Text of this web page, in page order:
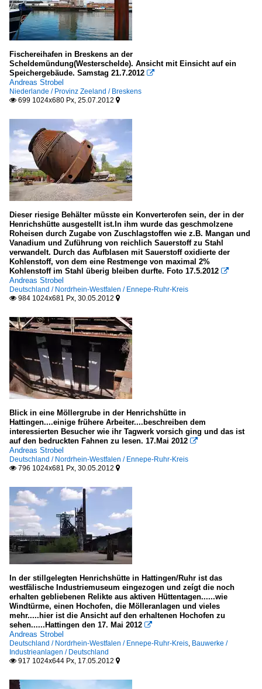
LK Miltenberg
LK Würzburg
Hamburg
Hamburg-Mitte
LK Rheingau-Taunus-Kreis
Niedersachsen
Hannover
LK Lüneburg
LK Lüneburg: Lüneburg
Region Hannover
Nordrhein-Westfalen
Bad Münstereifel
Duisburg
Ennepe-Ruhr-Kreis
Krefeld
Kreis Höxter
Kreis Viersen
Mönchengladbach
Münster
Rhein-Erft Kreis
Rhein-Kreis Neuss
Rheinland-Pfalz
Neustadt a.d. Weinstraße
Rhein-Hunsrück-Kreis
Rhein-Lahn-Kreis
Worms
LK Harz
Schleswig-Holstein
Kreis Herzogtum Lauenburg
Fischereihafen in Breskens an der
Scheldemündung(Westerschelde). Ansicht mit Einsicht auf ein
Speichergebäude. Samstag 21.7.2012 
Andreas Strobel
Niederlande / Provinz Zeeland / Breskens
 699 1024x680 Px, 25.07.2012 
Dieser riesige Behälter müsste ein Konverterofen sein, der in der
Henrichshütte ausgestellt ist.In ihm wurde das geschmolzene
Roheisen durch Zugabe von Zuschlagstoffen wie z.B. Mangan und
Vanadium und Zuführung von reichlich Sauerstoff zu Stahl
verwandelt. Durch das Aufblasen mit Sauerstoff oxidierte der
Kohlenstoff, von dem eine Restmenge von maximal 2%
Kohlenstoff im Stahl überig bleiben durfte. Foto 17.5.2012 
Andreas Strobel
Deutschland / Nordrhein-Westfalen / Ennepe-Ruhr-Kreis
 984 1024x681 Px, 30.05.2012 
Blick in eine Möllergrube in der Henrichshütte in
Hattingen....einige frühere Arbeiter....beschreiben dem
interessierten Besucher wie ihr Tagwerk vorsich ging und das ist
auf den bedruckten Fahnen zu lesen. 17.Mai 2012 
Andreas Strobel
Deutschland / Nordrhein-Westfalen / Ennepe-Ruhr-Kreis
 796 1024x681 Px, 30.05.2012 
In der stillgelegten Henrichshütte in Hattingen/Ruhr ist das
westfälische Industriemuseum eingezogen und zeígt die noch
erhalten gebliebenen Relikte aus aktiven Hüttentagen......wie
Windtürme, einen Hochofen, die Mölleranlagen und vieles
mehr.....hier ist die Ansicht auf den erhaltenen Hochofen zu
sehen......Hattingen den 17. Mai 2012 
Andreas Strobel
Deutschland / Nordrhein-Westfalen / Ennepe-Ruhr-Kreis Bauwerke /
Industrieanlagen / Deutschland
 917 1024x644 Px, 17.05.2012 